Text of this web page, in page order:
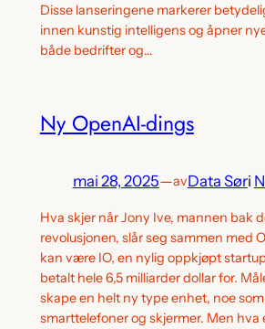
Disse lanseringene markerer
innen kunstig intelligens og åpner
både bedrifter og…
Ny OpenAI-dings
mai 28, 2025—avData Søri
Hva skjer når Jony Ive, mannen bak
revolusjonen, slår seg sammen med
kan være IO, en nylig oppkjøpt
betalt hele 6,5 milliarder dollar for.
skape en helt ny type enhet, noe
smarttelefoner og skjermer. Men hva